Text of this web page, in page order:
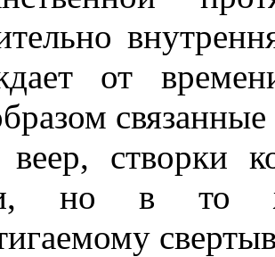
от
створки
но в то